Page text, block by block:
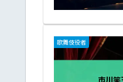
歌舞伎役者